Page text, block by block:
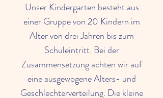
Unser Kindergarten besteht aus
einer Gruppe von 20 Kindern im
Alter von drei Jahren bis zum
Schuleintritt. Bei der
Zusammensetzung achten wir auf
eine ausgewogene Alters- und
Geschlechterverteilung. Die kleine